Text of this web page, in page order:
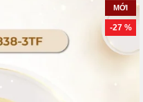
MỚI
-27 %